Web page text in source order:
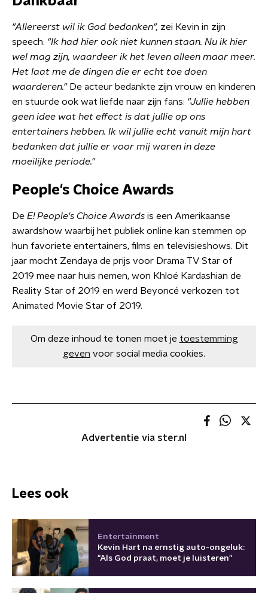
"Allereerst wil ik God bedanken", zei Kevin in zijn
speech. "Ik had hier ook niet kunnen staan. Nu ik hier
wel mag zijn, waardeer ik het leven alleen maar meer.
Het laat me de dingen die er echt toe doen
waarderen." De acteur bedankte zijn vrouw en kinderen
en stuurde ook wat liefde naar zijn fans: "Jullie hebben
geen idee wat het effect is dat jullie op ons
entertainers hebben. Ik wil jullie echt vanuit mijn hart
bedanken dat jullie er voor mij waren in deze
moeilijke periode."
People's Choice Awards
De E! People's Choice Awards is een Amerikaanse
awardshow waarbij het publiek online kan stemmen op
hun favoriete entertainers, films en televisieshows. Dit
jaar mocht Zendaya de prijs voor Drama TV Star of
2019 mee naar huis nemen, won Khloé Kardashian de
Reality Star of 2019 en werd Beyoncé verkozen tot
Animated Movie Star of 2019.
Om deze inhoud te tonen moet je toestemming
geven voor social media cookies.
Advertentie via ster.nl
Lees ook
Entertainment
Kevin Hart na ernstig auto-ongeluk:
"Als God praat, moet je luisteren"